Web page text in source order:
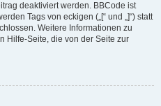
deaktiviert werden. BBCode ist
Tags von eckigen („[“ und „]“) statt
Weitere Informationen zu
Hilfe-Seite, die von der Seite zur